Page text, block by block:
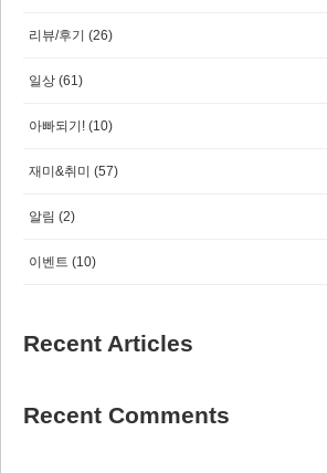
리뷰/후기 (26)
일상 (61)
아빠되기! (10)
재미&취미 (57)
알림 (2)
이벤트 (10)
Recent Articles
Recent Comments